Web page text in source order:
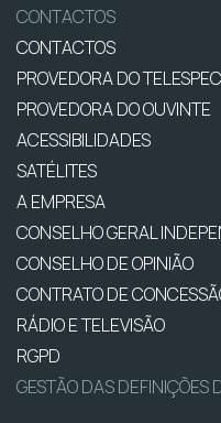
CONTACTOS
CONTACTOS
PROVEDORA DO
PROVEDORA DO OUVINTE
ACESSIBILIDADES
SATÉLITES
A EMPRESA
CONSELHO GERAL
CONSELHO DE OPINIÃO
CONTRATO DE
RÁDIO E TELEVISÃO
RGPD
GESTÃO DAS DEFINIÇÕES